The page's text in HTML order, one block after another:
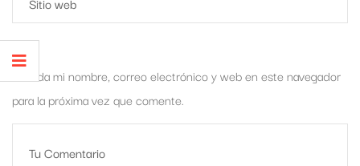
Guarda mi nombre, correo electrónico y web en este navegador
para la próxima vez que comente.